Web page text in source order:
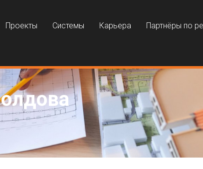
Проекты Системы Карьера Партнёры по